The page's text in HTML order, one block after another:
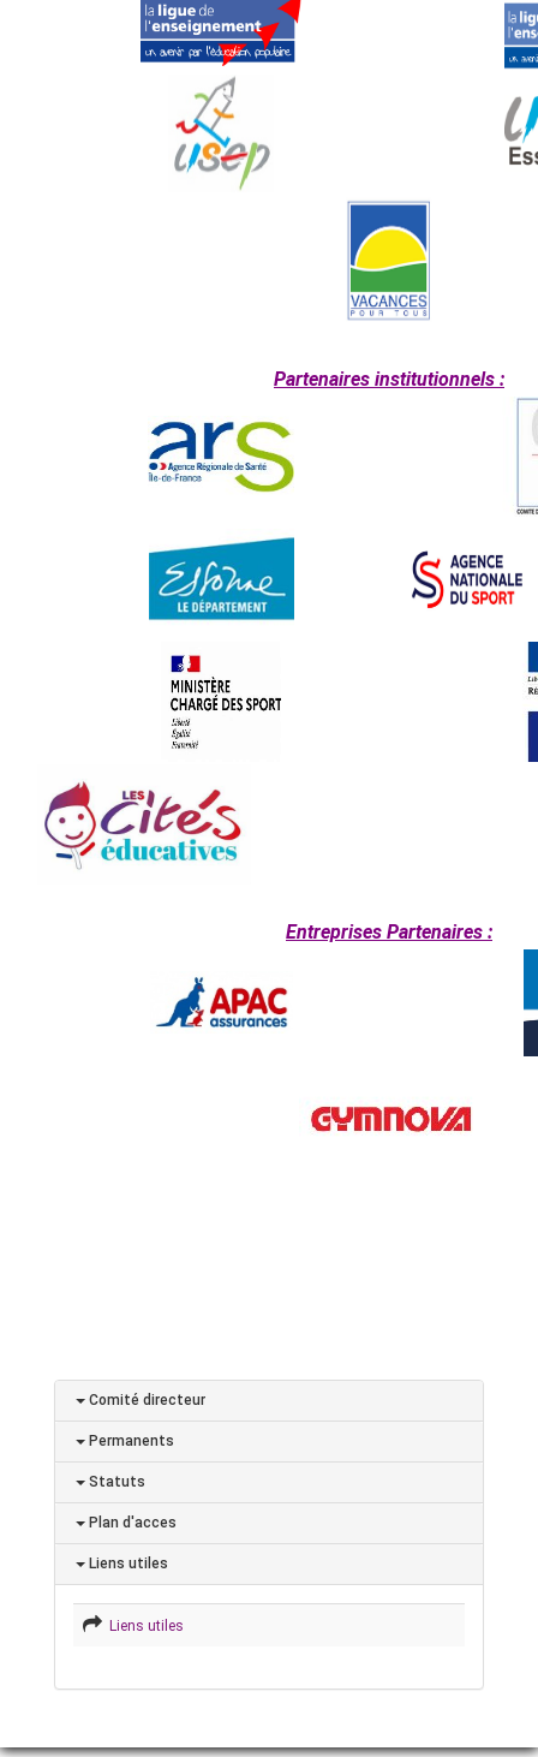
Partenaires institutionnels :
Entreprises Partenaires :
Comité directeur
Permanents
Statuts
Plan d'acces
Liens utiles
Liens utiles